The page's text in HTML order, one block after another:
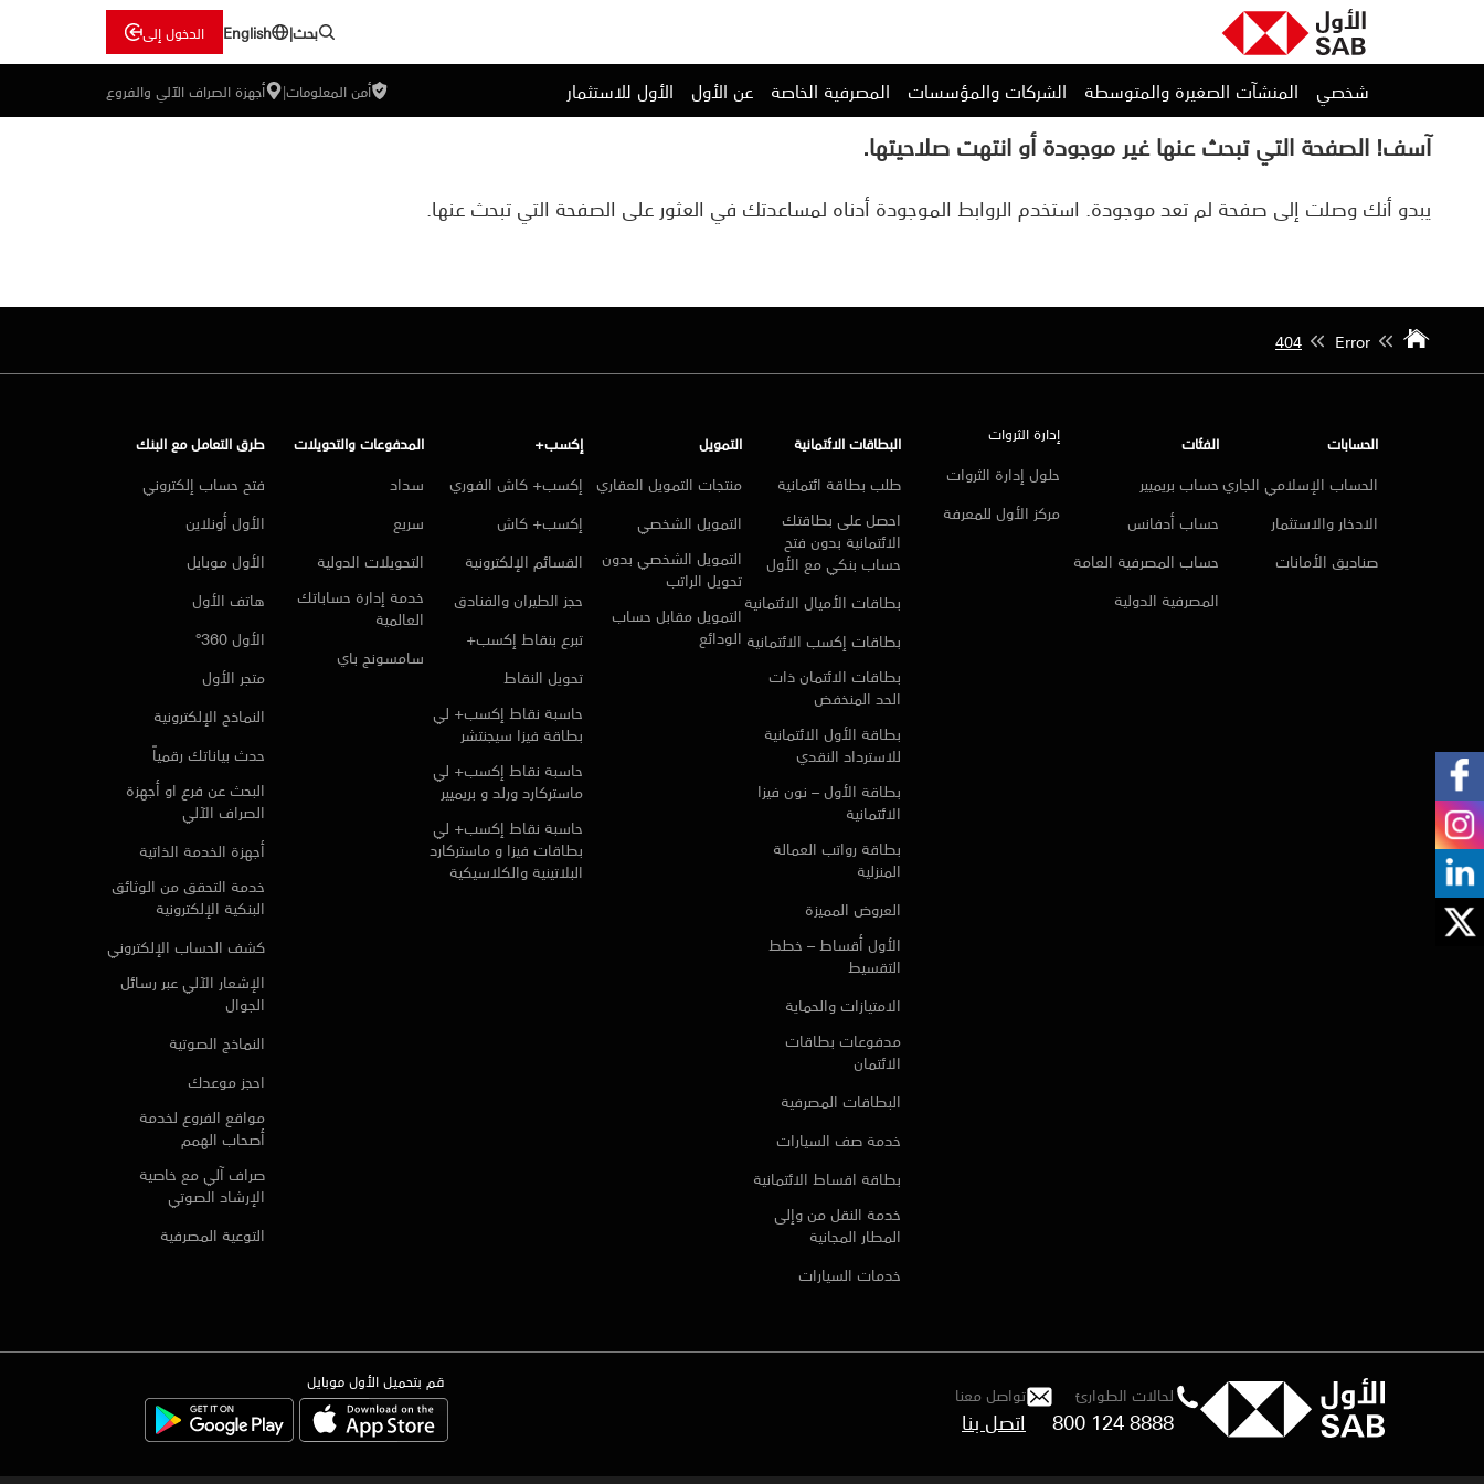
بحث|
English الدخول إلى
شخصي المنشآت الصغيرة والمتوسطة الشركات والمؤسسات المصرفية الخاصة عن الأول الأول للاستثمار أمن المعلومات| أجهزة الصراف الآلي والفروع
آسف! الصفحة التي تبحث عنها غير موجودة أو انتهت صلاحيتها.
يبدو أنك وصلت إلى صفحة لم تعد موجودة. استخدم الروابط الموجودة أدناه لمساعدتك في العثور على الصفحة التي تبحث عنها.
Error
404
الحسابات
الحساب الإسلامي الجاري
الادخار والاستثمار
صناديق الأمانات
الفئات
حساب بريميير
حساب أدفانس
حساب المصرفية العامة
المصرفية الدولية
إدارة الثروات
حلول إدارة الثروات
مركز الأول للمعرفة
البطاقات الائتمانية
طلب بطاقة ائتمانية
احصل على بطاقتك
الائتمانية بدون فتح
حساب بنكي مع الأول
بطاقات الأميال الائتمانية
بطاقات إكسب الائتمانية
بطاقات الائتمان ذات
الحد المنخفض
بطاقة الأول الائتمانية
للاسترداد النقدي
بطاقة الأول – نون فيزا
الائتمانية
بطاقة رواتب العمالة
المنزلية
العروض المميزة
الأول أقساط – خطط
التقسيط
الامتيازات والحماية
مدفوعات بطاقات
الائتمان
البطاقات المصرفية
خدمة صف السيارات
بطاقة اقساط الائتمانية
خدمة النقل من وإلى
المطار المجانية
خدمات السيارات
التمويل
منتجات التمويل العقاري
التمويل الشخصي
التمويل الشخصي بدون
تحويل الراتب
التمويل مقابل حساب
الودائع
إكسب+
إكسب+ كاش الفوري
إكسب+ كاش
القسائم الإلكترونية
حجز الطيران والفنادق
تبرع بنقاط إكسب+
تحويل النقاط
حاسبة نقاط إكسب+ لي
بطاقة فيزا سيجنتشر
حاسبة نقاط إكسب+ لي
ماستركارد ورلد و بريميير
حاسبة نقاط إكسب+ لي
بطاقات فيزا و ماستركارد
البلاتينية والكلاسيكية
المدفوعات والتحويلات
سداد
سريع
التحويلات الدولية
خدمة إدارة حساباتك
العالمية
سامسونج باي
طرق التعامل مع البنك
فتح حساب إلكتروني
الأول أونلاين
الأول موبايل
هاتف الأول
الأول 360°
متجر الأول
النماذج الإلكترونية
حدث بياناتك رقمياً
البحث عن فرع او أجهزة
الصراف الآلي
أجهزة الخدمة الذاتية
خدمة التحقق من الوثائق
البنكية الإلكترونية
كشف الحساب الإلكتروني
الإشعار الآلي عبر رسائل
الجوال
النماذج الصوتية
احجز موعدك
مواقع الفروع لخدمة
أصحاب الهمم
صراف آلي مع خاصية
الإرشاد الصوتي
التوعية المصرفية
لحالات الطوارئ
800 124 8888
تواصل معنا
اتصل بنا
قم بتحميل الأول موبايل